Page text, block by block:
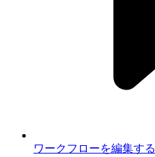
ワークフローを編集する